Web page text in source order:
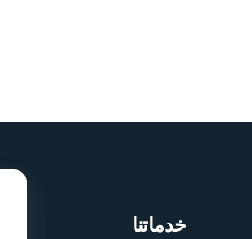
خدماتنا